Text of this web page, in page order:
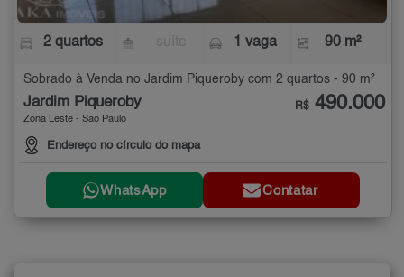
2 quartos 1 vaga 90 m²
Sobrado à Venda no Jardim Piqueroby com 2 quartos - 90 m²
Jardim Piqueroby
Zona Leste - São Paulo
Endereço no círculo do mapa
R$ 490.000
WhatsApp Contatar